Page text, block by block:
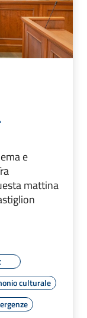
e
mattina
culturale